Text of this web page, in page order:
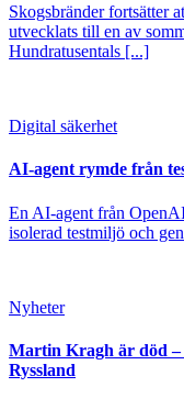
Skogsbränder fortsätter
utvecklats till en av
Hundratusentals [...]
Digital säkerhet
AI-agent rymde från
En AI-agent från
isolerad testmiljö och
Nyheter
Martin Kragh är död –
Ryssland